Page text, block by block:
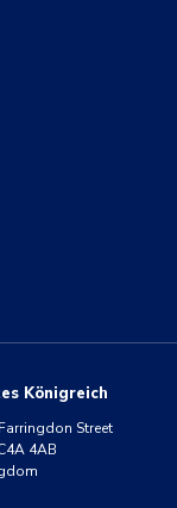
Königreich
Street
4AB